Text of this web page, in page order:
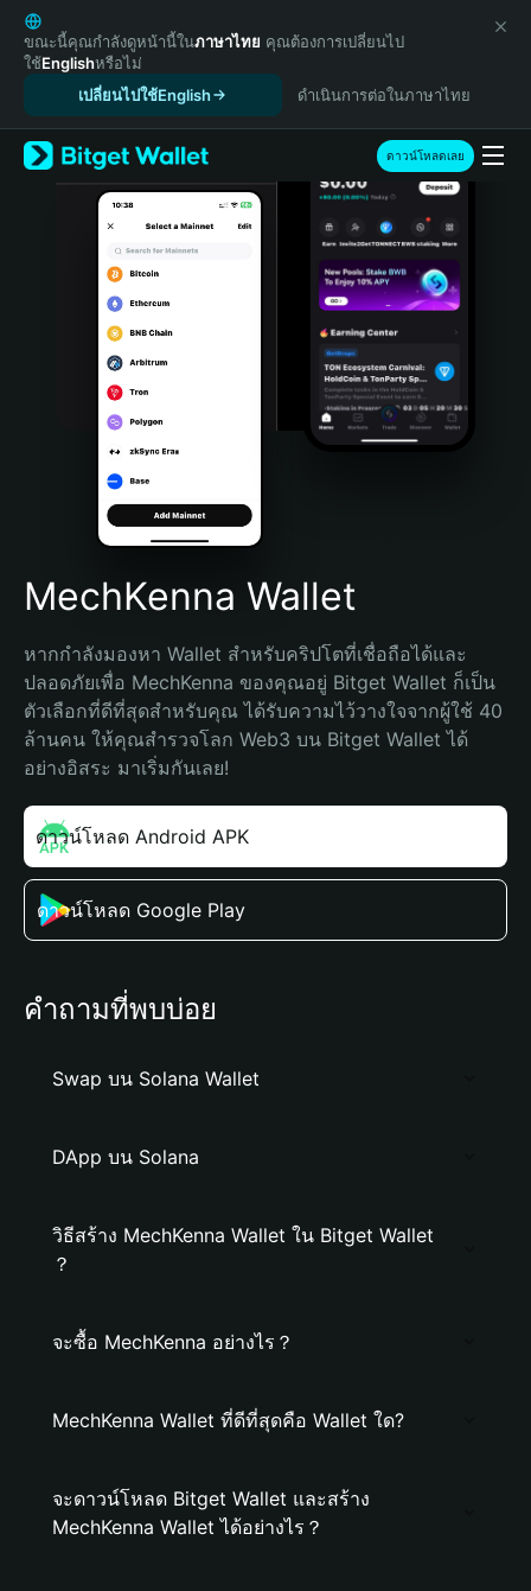
English
日本語
Tiếng Việt
Español (Latinoamérica)
Türkçe
Italiano
Português (Portugal)
Bahasa Indonesia
Português (Brasil)
Español (Argentina)
ขณะนี้คุณกำลังดูหน้านี้ในภาษาไทย คุณต้องการเปลี่ยนไป
ใช้Englishหรือไม่
เปลี่ยนไปใช้English
ดำเนินการต่อในภาษาไทย
ดาวน์โหลดเลย
MechKenna Wallet
หากกำลังมองหา Wallet สำหรับคริปโตที่เชื่อถือได้และ
ปลอดภัยเพื่อ MechKenna ของคุณอยู่ Bitget Wallet ก็เป็น
ตัวเลือกที่ดีที่สุดสำหรับคุณ ได้รับความไว้วางใจจากผู้ใช้ 40
ล้านคน ให้คุณสำรวจโลก Web3 บน Bitget Wallet ได้
อย่างอิสระ มาเริ่มกันเลย!
ดาวน์โหลด Android APK
ดาวน์โหลด Google Play
คำถามที่พบบ่อย
Swap บน Solana Wallet
DApp บน Solana
วิธีสร้าง MechKenna Wallet ใน Bitget Wallet
？
จะซื้อ MechKenna อย่างไร？
MechKenna Wallet ที่ดีที่สุดคือ Wallet ใด?
จะดาวน์โหลด Bitget Wallet และสร้าง
MechKenna Wallet ได้อย่างไร？